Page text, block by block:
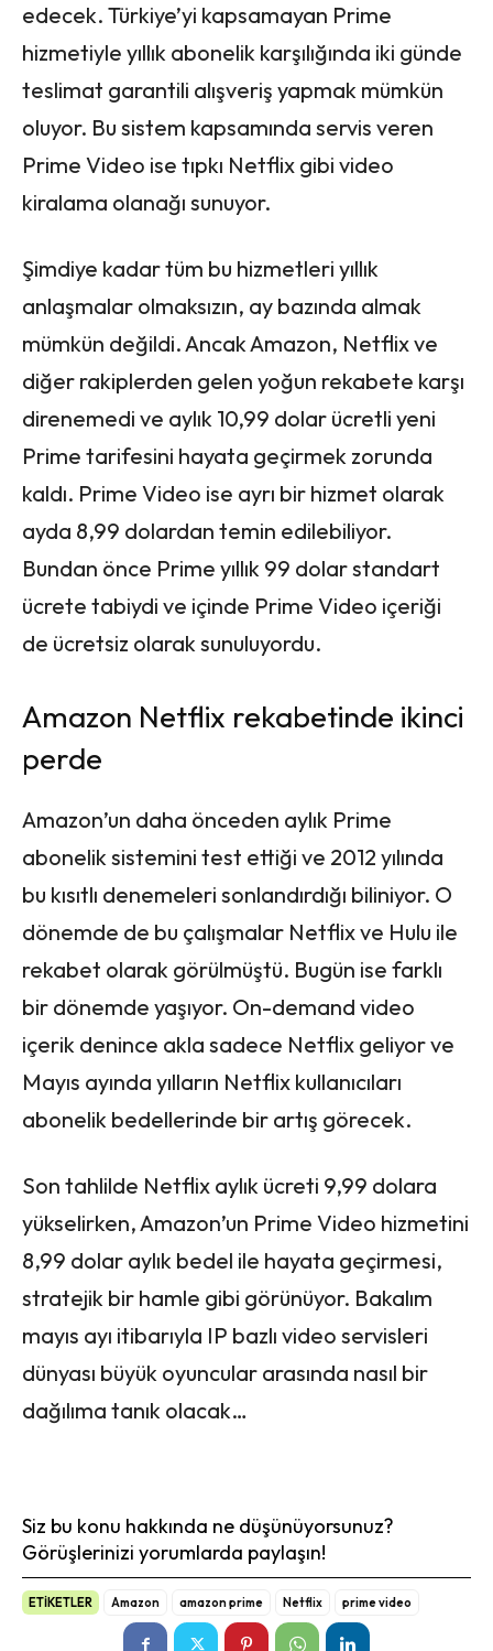
edecek. Türkiye’yi kapsamayan Prime
hizmetiyle yıllık abonelik karşılığında iki günde
teslimat garantili alışveriş yapmak mümkün
oluyor. Bu sistem kapsamında servis veren
Prime Video ise tıpkı Netflix gibi video
kiralama olanağı sunuyor.
Şimdiye kadar tüm bu hizmetleri yıllık
anlaşmalar olmaksızın, ay bazında almak
mümkün değildi. Ancak Amazon, Netflix ve
diğer rakiplerden gelen yoğun rekabete karşı
direnemedi ve aylık 10,99 dolar ücretli yeni
Prime tarifesini hayata geçirmek zorunda
kaldı. Prime Video ise ayrı bir hizmet olarak
ayda 8,99 dolardan temin edilebiliyor.
Bundan önce Prime yıllık 99 dolar standart
ücrete tabiydi ve içinde Prime Video içeriği
de ücretsiz olarak sunuluyordu.
Amazon Netflix rekabetinde ikinci
perde
Amazon’un daha önceden aylık Prime
abonelik sistemini test ettiği ve 2012 yılında
bu kısıtlı denemeleri sonlandırdığı biliniyor. O
dönemde de bu çalışmalar Netflix ve Hulu ile
rekabet olarak görülmüştü. Bugün ise farklı
bir dönemde yaşıyor. On-demand video
içerik denince akla sadece Netflix geliyor ve
Mayıs ayında yılların Netflix kullanıcıları
abonelik bedellerinde bir artış görecek.
Son tahlilde Netflix aylık ücreti 9,99 dolara
yükselirken, Amazon’un Prime Video hizmetini
8,99 dolar aylık bedel ile hayata geçirmesi,
stratejik bir hamle gibi görünüyor. Bakalım
mayıs ayı itibarıyla IP bazlı video servisleri
dünyası büyük oyuncular arasında nasıl bir
dağılıma tanık olacak…
Siz bu konu hakkında ne düşünüyorsunuz?
Görüşlerinizi yorumlarda paylaşın!
ETİKETLER Amazon amazon prime Netflix prime video